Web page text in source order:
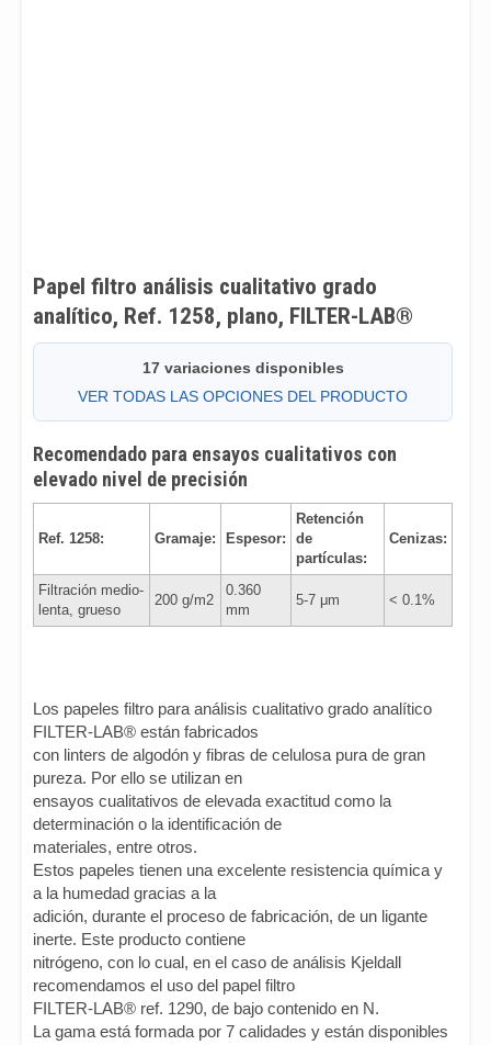
Papel filtro análisis cualitativo grado
analítico, Ref. 1258, plano, FILTER-LAB®
17 variaciones disponibles
VER TODAS LAS OPCIONES DEL PRODUCTO
Recomendado para ensayos cualitativos con
elevado nivel de precisión
Ref. 1258: Gramaje: Espesor:
Retención
de
partículas:
Cenizas:
Filtración medio-
lenta, grueso
200 g/m2
0.360
mm
5-7 μm < 0.1%
Los papeles filtro para análisis cualitativo grado analítico
FILTER-LAB® están fabricados
con linters de algodón y fibras de celulosa pura de gran
pureza. Por ello se utilizan en
ensayos cualitativos de elevada exactitud como la
determinación o la identificación de
materiales, entre otros.
Estos papeles tienen una excelente resistencia química y
a la humedad gracias a la
adición, durante el proceso de fabricación, de un ligante
inerte. Este producto contiene
nitrógeno, con lo cual, en el caso de análisis Kjeldall
recomendamos el uso del papel filtro
FILTER-LAB® ref. 1290, de bajo contenido en N.
La gama está formada por 7 calidades y están disponibles